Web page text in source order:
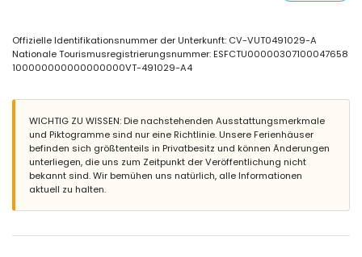
Schlafzimmer mit Klimaanlage, Queensize-Bett (200 x 150 cm),
Fernseher und Ventilator
En-suite Badezimmer mit Doppelwaschbecken, Badewanne, Dusche
2 Badezimmer, jedes mit Einzelwaschbecken, Dusche und Toilette
Außenbereich der Villa
Großes und eingezäuntes Grundstück
Privater Pool
Wunderbarer Garten mit Rasen, Bäumen und Gartenmöbeln mit
Sonnenliegen
Grill
Sitzbereich im Freien und Essbereich im Freien
Offizielle Identifikationsnummer der Unterkunft: CV-VUT0491029-A
Nationale Tourismusregistrierungsnummer: ESFCTU00000307100047658
100000000000000000VT-491029-A4
WICHTIG ZU WISSEN: Die nachstehenden Ausstattungsmerkmale
und Piktogramme sind nur eine Richtlinie. Unsere Ferienhäuser
befinden sich größtenteils in Privatbesitz und können Änderungen
unterliegen, die uns zum Zeitpunkt der Veröffentlichung nicht
bekannt sind. Wir bemühen uns natürlich, alle Informationen
aktuell zu halten.